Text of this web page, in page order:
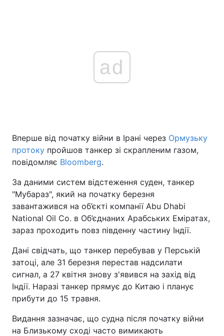
ad
Вперше від початку війни в Ірані через Ормузьку
протоку пройшов танкер зі скрапленим газом,
повідомляє Bloomberg.
За даними систем відстеження суден, танкер
"Мубараз", який на початку березня
завантажився на об’єкті компанії Abu Dhabi
National Oil Co. в Об’єднаних Арабських Еміратах,
зараз проходить повз південну частину Індії.
Дані свідчать, що танкер перебував у Перській
затоці, але 31 березня перестав надсилати
сигнал, а 27 квітня знову з'явився на захід від
Індії. Наразі танкер прямує до Китаю і планує
прибути до 15 травня.
Видання зазначає, що судна після початку війни
на Близькому сході часто вимикають